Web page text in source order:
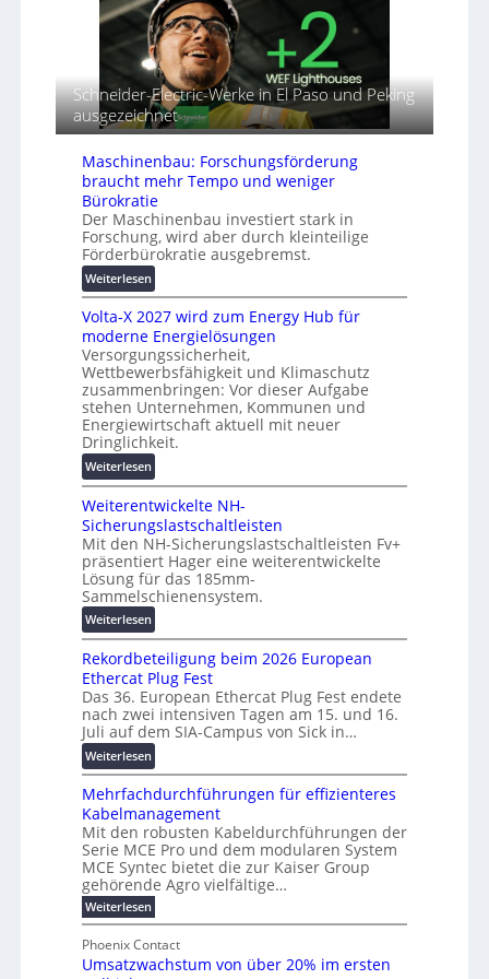
s
a
e
A
u
o
m
a
t
i
s
i
e
r
u
n
g
s
l
ö
s
u
e
n
u
r
i
a
l
r
e
i
h
e
v
e
b
i
n
d
e
t
G
e
r
ä
t
e
s
c
h
u
t
z
u
n
d
d
i
g
i
t
a
l
e
r
a
n
s
p
a
r
e
n
z
Schneider-Electric-Werke in El Paso und Peking
ausgezeichnet
Maschinenbau: Forschungsförderung
braucht mehr Tempo und weniger
Bürokratie
Der Maschinenbau investiert stark in
Forschung, wird aber durch kleinteilige
Förderbürokratie ausgebremst.
Weiterlesen:
M
a
s
c
h
i
n
e
n
b
a
u
:
F
o
r
s
c
h
u
n
g
s
f
ö
r
d
e
r
u
n
g
b
r
a
Volta-X 2027 wird zum Energy Hub für
moderne Energielösungen
Versorgungssicherheit,
Wettbewerbsfähigkeit und Klimaschutz
zusammenbringen: Vor dieser Aufgabe
stehen Unternehmen, Kommunen und
Energiewirtschaft aktuell mit neuer
Dringlichkeit.
Weiterlesen:
V
o
l
t
a
-
X
2
0
2
7
w
i
r
d
z
u
m
E
n
e
r
g
Weiterentwickelte NH-
Sicherungslastschaltleisten
Mit den NH-Sicherungslastschaltleisten Fv+
präsentiert Hager eine weiterentwickelte
Lösung für das 185mm-
Sammelschienensystem.
Weiterlesen:
W
e
i
t
e
r
e
n
t
w
i
c
k
e
l
e
N
Rekordbeteiligung beim 2026 European
Ethercat Plug Fest
Das 36. European Ethercat Plug Fest endete
nach zwei intensiven Tagen am 15. und 16.
Juli auf dem SIA-Campus von Sick in…
Weiterlesen:
R
e
k
o
r
d
b
e
t
e
i
Mehrfachdurchführungen für effizienteres
Kabelmanagement
Mit den robusten Kabeldurchführungen der
Serie MCE Pro und dem modularen System
MCE Syntec bietet die zur Kaiser Group
gehörende Agro vielfältige…
Weiterlesen:
M
h
r
Phoenix Contact
Umsatzwachstum von über 20% im ersten